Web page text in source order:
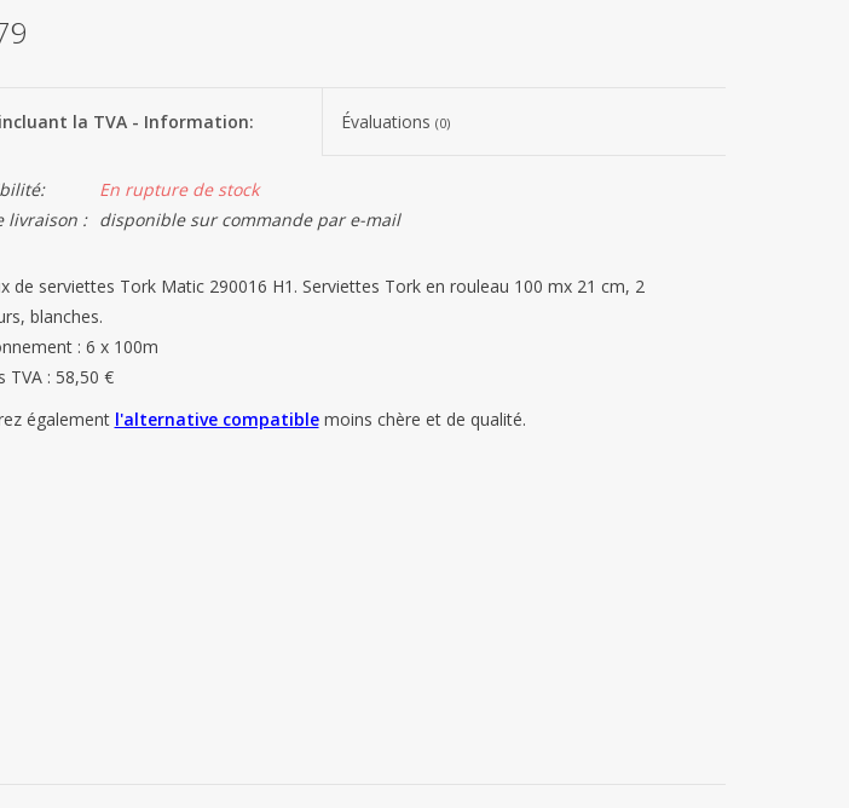
la TVA - Information: Évaluations(0)
En rupture de stock
livraison :
disponible sur commande par e-mail
de serviettes Tork Matic 290016 H1. Serviettes Tork en rouleau 100 mx 21 cm, 2
blanches.
: 6 x 100m
TVA : 58,50 €
également l'alternative compatiblemoins chère et de qualité.